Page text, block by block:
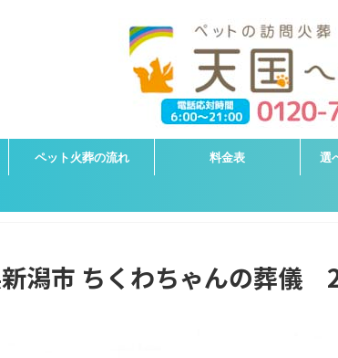
ペット火葬の流れ 料金表 選
潟市 ちくわちゃんの葬儀